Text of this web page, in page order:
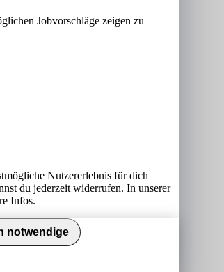
Jobvorschläge zeigen zu
Nutzererlebnis für dich
du jederzeit widerrufen. In unserer
Infos.
notwendige